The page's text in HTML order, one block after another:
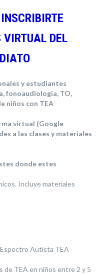
DEL
y estudiantes
fonoaudiologia, TO,
niños con TEA
virtual (Google
a las clases y materiales
donde estes
Incluye materiales
Autista TEA
de TEA en niños entre 2 y 5